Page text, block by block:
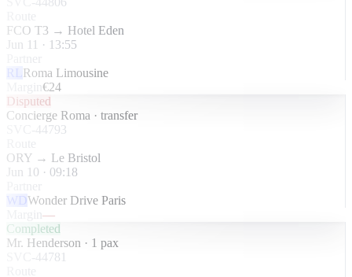
FCO T3 → Hotel Eden
Jun 11 · 13:55
Partner
RL Roma Limousine
€24
Disputed
Concierge Roma · transfer
SVC-44793
ORY → Le Bristol
Jun 10 · 09:18
Partner
WDWonder Drive Paris
—
Completed
Mr. Henderson · 1 pax
SVC-44781